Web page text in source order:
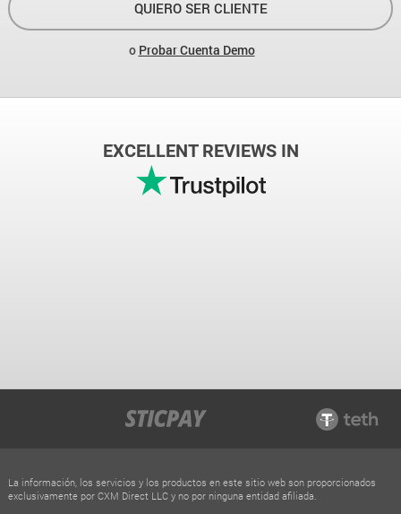
QUIERO SER CLIENTE
o Probar Cuenta Demo
EXCELLENT REVIEWS IN
La información, los servicios y los productos en este sitio web son proporcionados
exclusivamente por CXM Direct LLC y no por ninguna entidad afiliada.